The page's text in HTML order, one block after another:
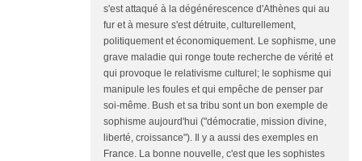
s'est attaqué à la dégénérescence d'Athènes qui au
fur et à mesure s'est détruite, culturellement,
politiquement et économiquement. Le sophisme, une
grave maladie qui ronge toute recherche de vérité et
qui provoque le relativisme culturel; le sophisme qui
manipule les foules et qui empêche de penser par
soi-même. Bush et sa tribu sont un bon exemple de
sophisme aujourd'hui ("démocratie, mission divine,
liberté, croissance"). Il y a aussi des exemples en
France. La bonne nouvelle, c'est que les sophistes